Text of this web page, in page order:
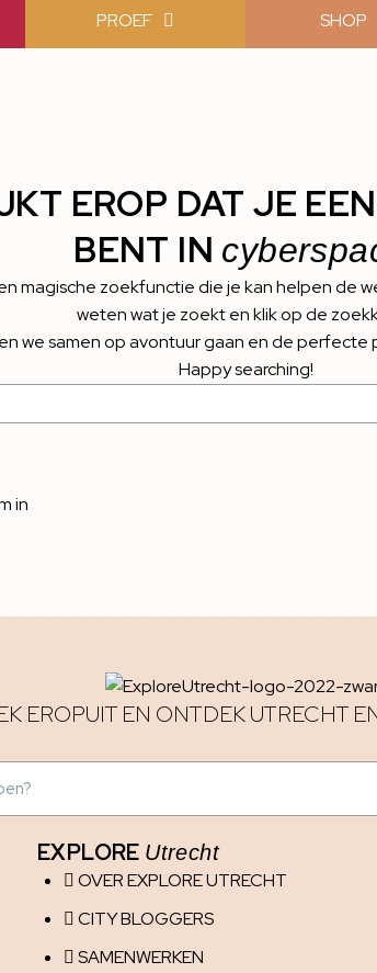
PROEF SHOP
EROP DAT JE
BENT IN
magische zoekfunctie die je kan helpen de
weten wat je zoekt en klik op de
we samen op avontuur gaan en de perfecte
Happy searching!
in
EROPUIT EN ONTDEK UTRECHT
EXPLORE Utrecht
OVER EXPLORE UTRECHT
CITY BLOGGERS
SAMENWERKEN